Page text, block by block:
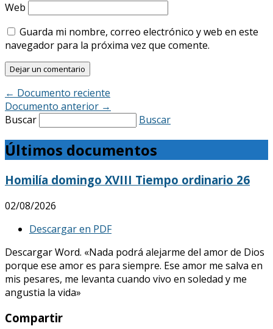
Web
Guarda mi nombre, correo electrónico y web en este
navegador para la próxima vez que comente.
← Documento reciente
Documento anterior →
Buscar
Buscar
Últimos documentos
Homilía domingo XVIII Tiempo ordinario 26
02/08/2026
Descargar en PDF
Descargar Word. «Nada podrá alejarme del amor de Dios
porque ese amor es para siempre. Ese amor me salva en
mis pesares, me levanta cuando vivo en soledad y me
angustia la vida»
Compartir